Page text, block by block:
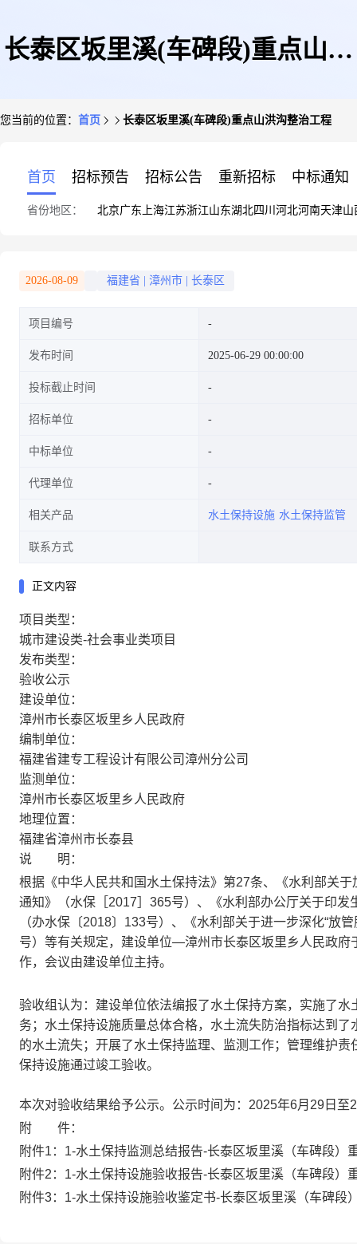
长泰区坂里溪(车碑段)重点山洪
您当前的位置： 首页 长泰区坂里溪(车碑段)重点山洪沟整治工程
首页 招标预告 招标公告 重新招标 中标通知
省份地区： 北京广东 上海江苏浙江山东湖北四川 河北河南天津山
2026-08-09 福建省 漳州市 长泰区
项目编号
发布时间 2025-06-29 00:00:00
投标截止时间
招标单位
中标单位
代理单位
相关产品 水土保持设施 水土保持监管
联系方式
正文内容
项目类型：
城市建设类-社会事业类项目
发布类型：
验收公示
建设单位：
漳州市长泰区坂里乡人民政府
编制单位：
福建省建专工程设计有限公司漳州分公司
监测单位：
漳州市长泰区坂里乡人民政府
地理位置：
福建省漳州市长泰县
说 明：
根据《中华人民共和国水土保持法》第27条、《水利部关
通知》（水保［2017］365号）、《水利部办公厅关于印
（办水保〔2018〕133号）、《水利部关于进一步深化“放
号）等有关规定，建设单位—漳州市长泰区坂里乡人民政
作，会议由建设单位主持。
验收组认为：建设单位依法编报了水土保持方案，实施了
务；水土保持设施质量总体合格，水土流失防治指标达到
的水土流失；开展了水土保持监理、监测工作；管理维护
保持设施通过竣工验收。
本次对验收结果给予公示。公示时间为：2025年6月29日至
附 件：
附件1：1-水土保持监测总结报告-长泰区坂里溪（车碑段）
附件2：1-水土保持设施验收报告-长泰区坂里溪（车碑段）
附件3：1-水土保持设施验收鉴定书-长泰区坂里溪（车碑段